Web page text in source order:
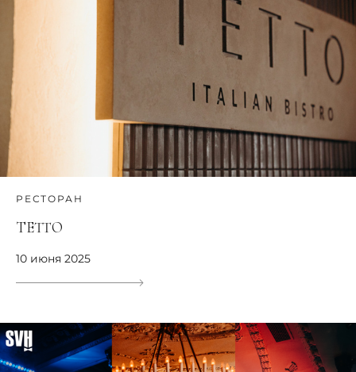
РЕСТОРАН
TETTO
10 июня 2025